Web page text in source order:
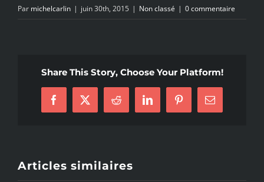
Par michelcarlin | juin 30th, 2015 | Non classé | 0 commentaire
Share This Story, Choose Your Platform!
Facebook
X Reddit LinkedInPinterestEmail
Articles similaires